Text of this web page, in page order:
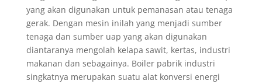
yang akan digunakan untuk pemanasan atau tenaga
gerak. Dengan mesin inilah yang menjadi sumber
tenaga dan sumber uap yang akan digunakan
diantaranya mengolah kelapa sawit, kertas, industri
makanan dan sebagainya. Boiler pabrik industri
singkatnya merupakan suatu alat konversi energi